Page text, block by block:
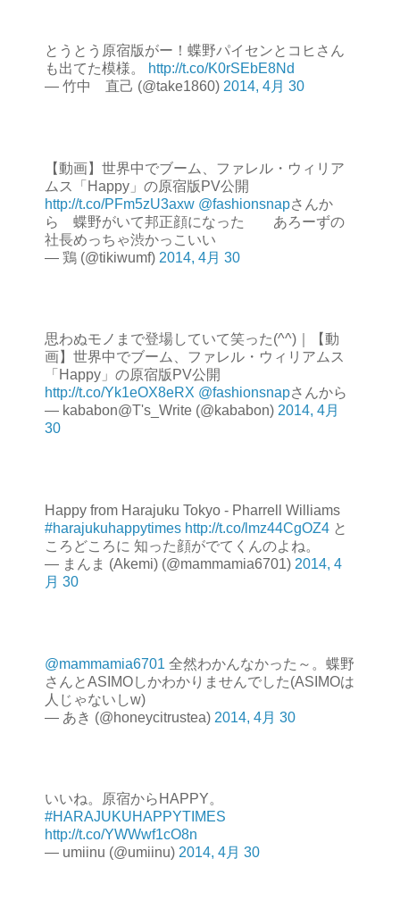
とうとう原宿版がー！蝶野パイセンとコヒさん
も出てた模様。
http://t.co/K0rSEbE8Nd
— 竹中 直己 (@take1860) 2014, 4月 30
【動画】世界中でブーム、ファレル・ウィリア
ムス「Happy」の原宿版PV公開
http://t.co/PFm5zU3axw @fashionsnapさんか
ら 蝶野がいて邦正顔になった あろーずの
社長めっちゃ渋かっこいい
— 鶏 (@tikiwumf) 2014, 4月 30
思わぬモノまで登場していて笑った(^^)｜【動
画】世界中でブーム、ファレル・ウィリアムス
「Happy」の原宿版PV公開
http://t.co/Yk1eOX8eRX @fashionsnapさんから
— kababon@T's_Write (@kababon) 2014, 4月
30
Happy from Harajuku Tokyo - Pharrell Williams
#harajukuhappytimes http://t.co/lmz44CgOZ4 と
ころどころに 知った顔がでてくんのよね。
— まんま (Akemi) (@mammamia6701) 2014, 4
月 30
@mammamia6701 全然わかんなかった～。蝶野
さんとASIMOしかわかりませんでした(ASIMOは
人じゃないしw)
— あき (@honeycitrustea) 2014, 4月 30
いいね。原宿からHAPPY。
#HARAJUKUHAPPYTIMES
http://t.co/YWWwf1cO8n
— umiinu (@umiinu) 2014, 4月 30